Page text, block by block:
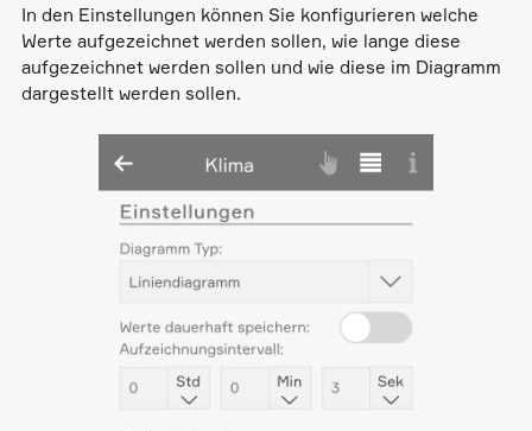
In den Einstellungen können Sie konfigurieren welche
Werte aufgezeichnet werden sollen, wie lange diese
aufgezeichnet werden sollen und wie diese im Diagramm
dargestellt werden sollen.